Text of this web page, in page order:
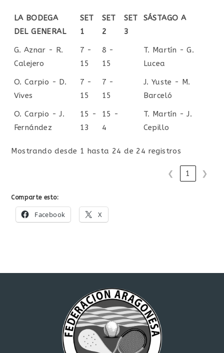
LA BODEGA
DEL GENERAL
SET
1
SET
2
SET
3
SÁSTAGO A
G. Aznar - R.
Calejero
7 -
15
8 -
15
T. Martín - G.
Lucea
O. Carpio - D.
Vives
7 -
15
7 -
15
J. Yuste - M.
Barceló
O. Carpio - J.
Fernández
15 -
13
15 -
4
T. Martín - J.
Cepillo
Mostrando desde 1 hasta 24 de 24 registros
❮ 1 ❯
Comparte esto:
Facebook X